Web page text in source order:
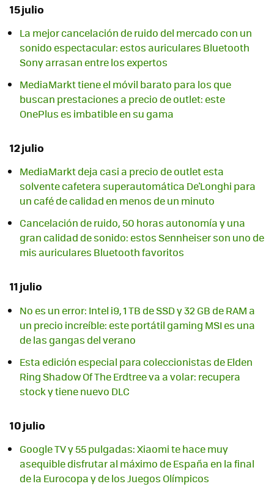
15 julio
La mejor cancelación de ruido del mercado con un
sonido espectacular: estos auriculares Bluetooth
Sony arrasan entre los expertos
MediaMarkt tiene el móvil barato para los que
buscan prestaciones a precio de outlet: este
OnePlus es imbatible en su gama
12 julio
MediaMarkt deja casi a precio de outlet esta
solvente cafetera superautomática De'Longhi para
un café de calidad en menos de un minuto
Cancelación de ruido, 50 horas autonomía y una
gran calidad de sonido: estos Sennheiser son uno de
mis auriculares Bluetooth favoritos
11 julio
No es un error: Intel i9, 1 TB de SSD y 32 GB de RAM a
un precio increíble: este portátil gaming MSI es una
de las gangas del verano
Esta edición especial para coleccionistas de Elden
Ring Shadow Of The Erdtree va a volar: recupera
stock y tiene nuevo DLC
10 julio
Google TV y 55 pulgadas: Xiaomi te hace muy
asequible disfrutar al máximo de España en la final
de la Eurocopa y de los Juegos Olímpicos